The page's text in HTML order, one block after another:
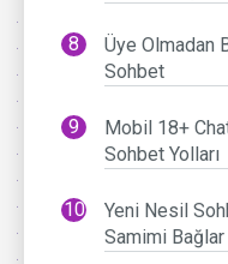
Üye Olmadan
Sohbet
Mobil 18+
Sohbet Yolları
Yeni Nesil
Samimi Bağlar